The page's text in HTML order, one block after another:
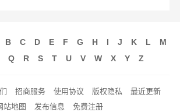
B C D E F G H I J K L
M
Q R S T U V W X Y Z
招商服务 使用协议 版权隐私
最近更新
站地图
发布信息 免费注册